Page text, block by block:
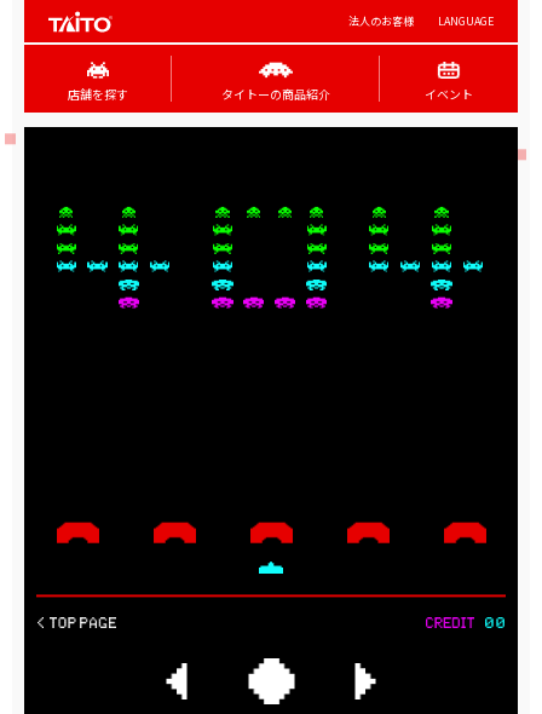
法人のお客様 LANGUAGE
店舗を探す タイトーの商品紹介 イベント